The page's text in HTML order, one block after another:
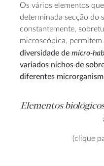
Os vários elementos
determinada secção do
constantemente,
microscópica, permitem
diversidade de micro-
variados nichos de
diferentes
Elementos
(clique